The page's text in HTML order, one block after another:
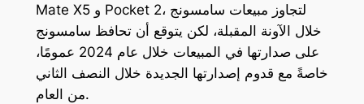
Mate X5 و Pocket 2، لتجاوز مبيعات سامسونج
خلال الآونة المقبلة، لكن يتوقع أن تحافظ سامسونج
على صدارتها في المبيعات خلال عام 2024 عمومًا،
خاصةً مع قدوم إصدارتها الجديدة خلال النصف الثاني
من العام.